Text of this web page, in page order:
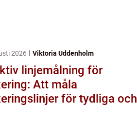
2026 Viktoria Uddenholm
linjemålning för
Att måla
för tydliga och